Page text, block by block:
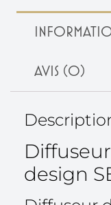
AVIS (0)
design